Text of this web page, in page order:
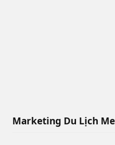
Marketing Du Lịch